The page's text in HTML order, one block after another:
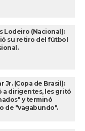
Lodeiro (Nacional):
su retiro del fútbol
Jr. (Copa de Brasil):
a dirigentes, les gritó
y terminó
de "vagabundo".